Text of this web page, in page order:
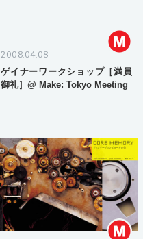
2008.04.08
ゲイナーワークショップ［満員
御礼］@ Make: Tokyo Meeting